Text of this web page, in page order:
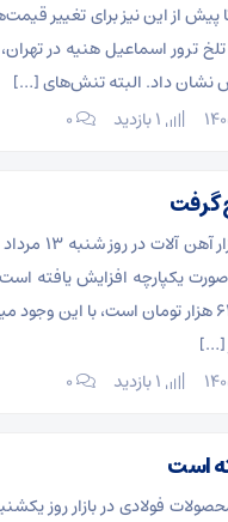
از این نیز برای تغییر
تلخ ترور اسماعیل هنیه در
نشان داد. البته تنش‌های […]
۰
گرفت
به گزارش آهن
یکپارچه افزایش یافته
تحت تاثیر ورود نرخ دلار به کانال ۶۱ هزار تومان است،
[…]
۰
است